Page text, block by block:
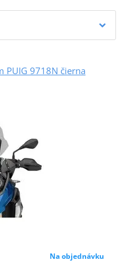
PUIG 9718N čierna
Na objednávku